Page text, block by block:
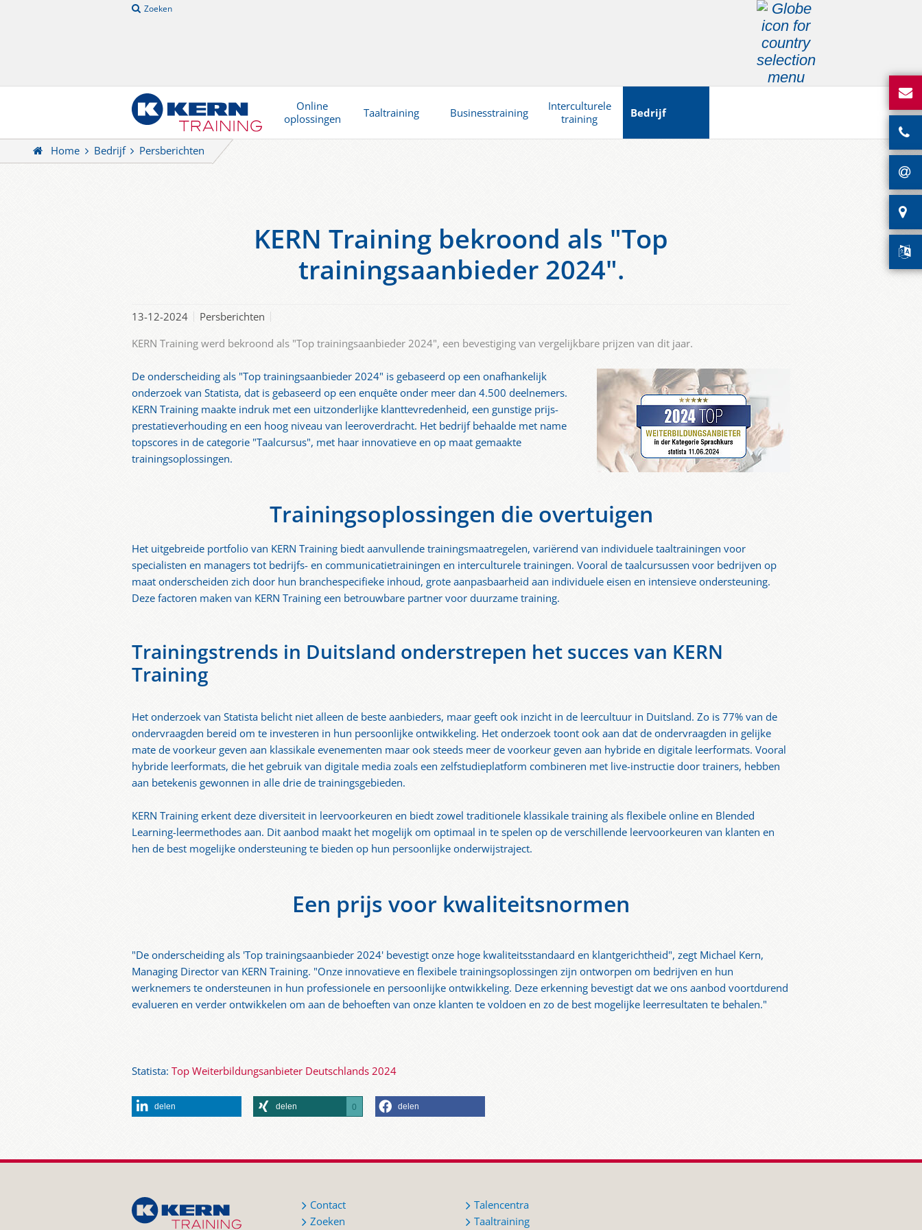
Zoeken
Online
oplossingen
Taaltraining Businesstraining
Interculturele
training
Bedrijf
Home Bedrijf Persberichten
KERN Training bekroond als "Top
trainingsaanbieder 2024".
13-12-2024
Persberichten
KERN Training werd bekroond als "Top trainingsaanbieder 2024", een bevestiging van vergelijkbare prijzen van dit jaar.
De onderscheiding als "Top trainingsaanbieder 2024" is gebaseerd op een onafhankelijk
onderzoek van Statista, dat is gebaseerd op een enquête onder meer dan 4.500 deelnemers.
KERN Training maakte indruk met een uitzonderlijke klanttevredenheid, een gunstige prijs-
prestatieverhouding en een hoog niveau van leeroverdracht. Het bedrijf behaalde met name
topscores in de categorie "Taalcursus", met haar innovatieve en op maat gemaakte
trainingsoplossingen.
Trainingsoplossingen die overtuigen
Het uitgebreide portfolio van KERN Training biedt aanvullende trainingsmaatregelen, variërend van individuele taaltrainingen voor
specialisten en managers tot bedrijfs- en communicatietrainingen en interculturele trainingen. Vooral de taalcursussen voor bedrijven op
maat onderscheiden zich door hun branchespecifieke inhoud, grote aanpasbaarheid aan individuele eisen en intensieve ondersteuning.
Deze factoren maken van KERN Training een betrouwbare partner voor duurzame training.
Trainingstrends in Duitsland onderstrepen het succes van KERN
Training
Het onderzoek van Statista belicht niet alleen de beste aanbieders, maar geeft ook inzicht in de leercultuur in Duitsland. Zo is 77% van de
ondervraagden bereid om te investeren in hun persoonlijke ontwikkeling. Het onderzoek toont ook aan dat de ondervraagden in gelijke
mate de voorkeur geven aan klassikale evenementen maar ook steeds meer de voorkeur geven aan hybride en digitale leerformats. Vooral
hybride leerformats, die het gebruik van digitale media zoals een zelfstudieplatform combineren met live-instructie door trainers, hebben
aan betekenis gewonnen in alle drie de trainingsgebieden.
KERN Training erkent deze diversiteit in leervoorkeuren en biedt zowel traditionele klassikale training als flexibele online en Blended
Learning-leermethodes aan. Dit aanbod maakt het mogelijk om optimaal in te spelen op de verschillende leervoorkeuren van klanten en
hen de best mogelijke ondersteuning te bieden op hun persoonlijke onderwijstraject.
Een prijs voor kwaliteitsnormen
"De onderscheiding als 'Top trainingsaanbieder 2024' bevestigt onze hoge kwaliteitsstandaard en klantgerichtheid", zegt Michael Kern,
Managing Director van KERN Training. "Onze innovatieve en flexibele trainingsoplossingen zijn ontworpen om bedrijven en hun
werknemers te ondersteunen in hun professionele en persoonlijke ontwikkeling. Deze erkenning bevestigt dat we ons aanbod voortdurend
evalueren en verder ontwikkelen om aan de behoeften van onze klanten te voldoen en zo de best mogelijke leerresultaten te behalen."
Statista: Top Weiterbildungsanbieter Deutschlands 2024
delen delen 0 delen
Contact
Zoeken
Talencentra
Taaltraining